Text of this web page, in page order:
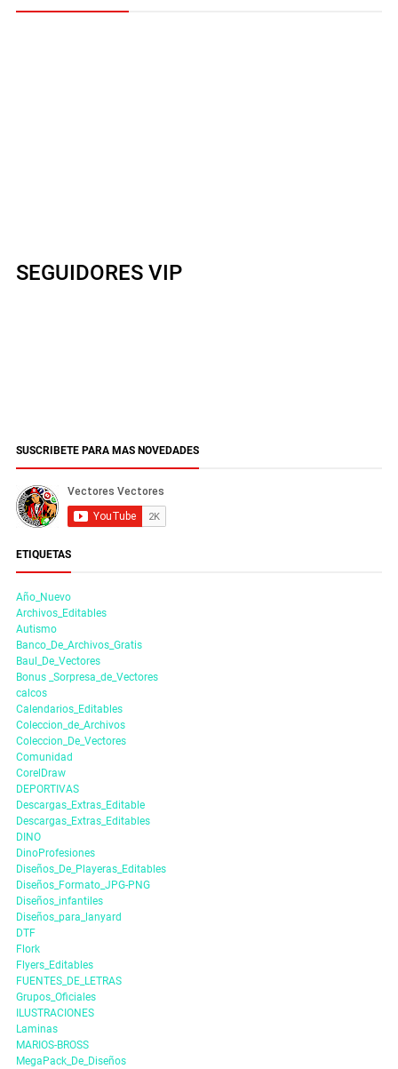
SEGUIDORES VIP
SUSCRIBETE PARA MAS NOVEDADES
ETIQUETAS
Año_Nuevo
Archivos_Editables
Autismo
Banco_De_Archivos_Gratis
Baul_De_Vectores
Bonus _Sorpresa_de_Vectores
calcos
Calendarios_Editables
Coleccion_de_Archivos
Coleccion_De_Vectores
Comunidad
CorelDraw
DEPORTIVAS
Descargas_Extras_Editable
Descargas_Extras_Editables
DINO
DinoProfesiones
Diseños_De_Playeras_Editables
Diseños_Formato_JPG-PNG
Diseños_infantiles
Diseños_para_lanyard
DTF
Flork
Flyers_Editables
FUENTES_DE_LETRAS
Grupos_Oficiales
ILUSTRACIONES
Laminas
MARIOS-BROSS
MegaPack_De_Diseños